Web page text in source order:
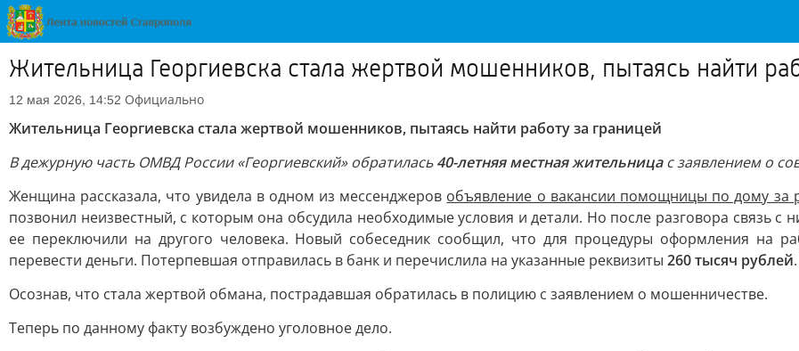
Жительница Георгиевска стала жертвой мошенников, пытаясь найти
12 мая 2026, 14:52 Официально
Жительница Георгиевска стала жертвой мошенников, пытаясь найти работу за границей
В дежурную часть ОМВД России «Георгиевский» обратилась40-летняя местная жительницас заявлением о
Женщина рассказала, что увидела в одном из мессенджеров объявление о вакансии помощницы по дому за
позвонил неизвестный, с которым она обсудила необходимые условия и детали. Но после разговора связь
ее переключили на другого человека. Новый собеседник сообщил, что для процедуры оформления на
перевести деньги. Потерпевшая отправилась в банк и перечислила на указанные реквизиты 260 тысяч рублей
Осознав, что стала жертвой обмана, пострадавшая обратилась в полицию с заявлением о мошенничестве.
Теперь по данному факту возбуждено уголовное дело.